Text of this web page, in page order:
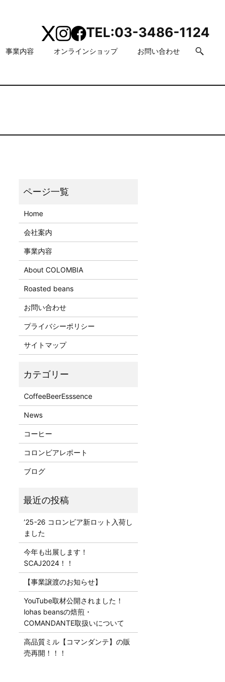
事業内容 オンラインショップ お問い合わせ search
TEL:03-3486-1124
Home
会社案内
事業内容
About COLOMBIA
Roasted beans
お問い合わせ
プライバシーポリシー
サイトマップ
CoffeeBeerEsssence
News
コーヒー
コロンビアレポート
ブログ
’25-26 コロンビア新ロット入荷し
ました
今年も出展します！
SCAJ2024！！
【事業譲渡のお知らせ】
YouTube取材公開されました！
lohas beansの焙煎・
COMANDANTE取扱いについて
高品質ミル【コマンダンテ】の販
売再開！！！